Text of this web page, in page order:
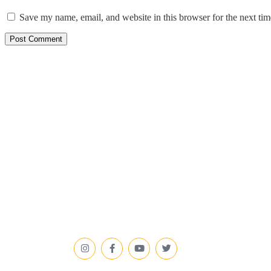
Save my name, email, and website in this browser for the next